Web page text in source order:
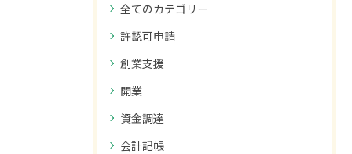
全てのカテゴリー
許認可申請
創業支援
開業
資金調達
会計記帳